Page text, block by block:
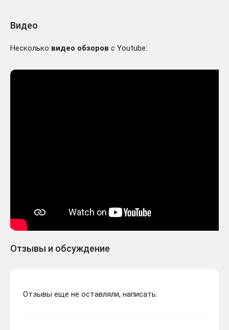
Видео
Несколько видео обзоров с Youtube:
Отзывы и обсуждение
Отзывы еще не оставляли, написать: